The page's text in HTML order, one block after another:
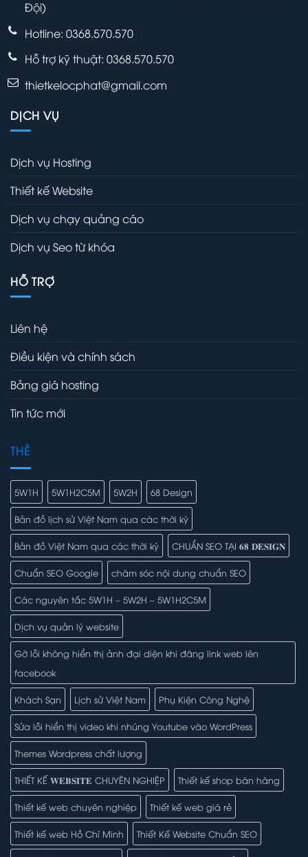
Đội)
Hotline: 0368.570.570
Hỗ trợ kỹ thuật: 0368.570.570
thietkelocphat@gmail.com
DỊCH VỤ
Dịch vụ Hosting
Thiết kế Website
Dịch vụ chạy quảng cáo
Dịch vụ Seo từ khóa
HỖ TRỢ
Liên hệ
Điều kiện và chính sách
Bảng giá hosting
Tin tức mới
THẺ
5W1H 5W1H2C5M 5W2H 68 Design
Bản đồ lịch sử Việt Nam qua các thời kỳ
Bản đồ Việt Nam qua các thời kỳ CHUẨN SEO TẠI 𝟔𝟖 𝐃𝐄𝐒𝐈𝐆𝐍
Chuẩn SEO Google chăm sóc nội dung chuẩn SEO
Các nguyên tắc 5W1H – 5W2H – 5W1H2C5M
Dịch vụ quản lý website
Gỡ lỗi không hiển thị ảnh đại diện khi đăng link web lên
facebook
Khách Sạn Lịch sử Việt Nam Phụ Kiện Công Nghệ
Sửa lỗi hiển thị video khi nhúng Youtube vào WordPress
Themes Wordpress chất lượng
THIẾT KẾ 𝐖𝐄𝐁𝐒𝐈𝐓𝐄 CHUYÊN NGHIỆP Thiết kế shop bán hàng
Thiết kế web chuyên nghiệp Thiết kế web giá rẻ
Thiết kế web Hồ Chí Minh Thiết Kế Website Chuẩn SEO